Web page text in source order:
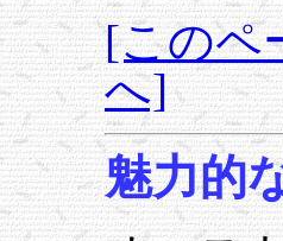
[このペ
へ]
魅力的